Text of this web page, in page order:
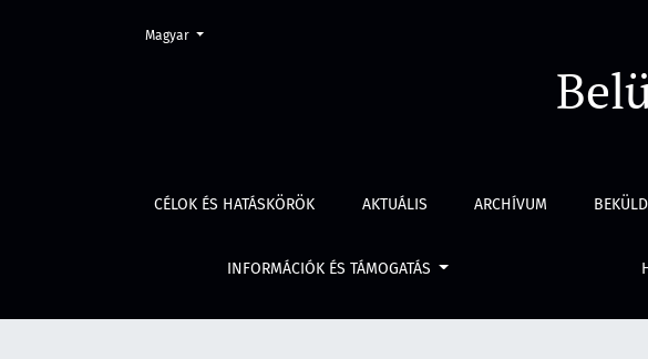
A fegyveres konfliktusok migrációs hatásai 2020–2025 között
CÉLOK ÉS HATÁSKÖRÖK AKTUÁLIS ARCHÍVUM
INFORMÁCIÓK ÉS TÁMOGATÁS
Change the language. The current language is:
Magyar